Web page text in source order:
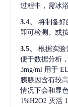
过程中，需冰
3.4、 将制备好
即可检测。或
3.5、 根据实验
便于数据分析
3mg/ml 用于
胰腺因含有较
情况下会和显
1%H2O2 灭活